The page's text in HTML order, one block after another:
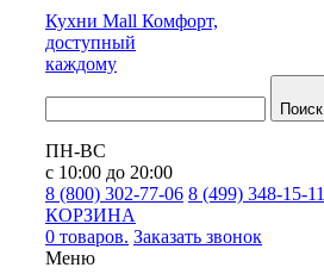
Кухни Mall Комфорт,
доступный
каждому
Поиск
ПН-ВС
с 10:00 до 20:00
8 (800) 302-77-06 8 (499) 348-15-11
КОРЗИНА
0 товаров. Заказать звонок
Меню